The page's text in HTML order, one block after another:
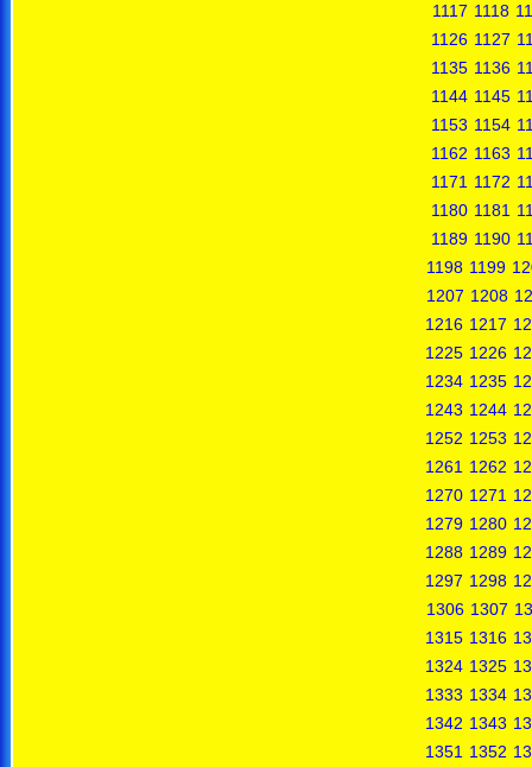
1117 1118
1126 1127
1135 1136
1144 1145
1153 1154
1162 1163
1171 1172
1180 1181
1189 1190
1198 1199
1207 1208
1216 1217
1225 1226
1234 1235
1243 1244
1252 1253
1261 1262
1270 1271
1279 1280
1288 1289
1297 1298
1306 1307
1315 1316
1324 1325
1333 1334
1342 1343
1351 1352